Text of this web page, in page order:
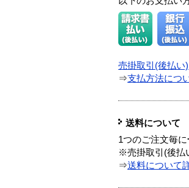
売掛取引(後払い)
⇒支払方法につ
送料について
1つのご注文毎に
※売掛取引(後払
⇒送料について